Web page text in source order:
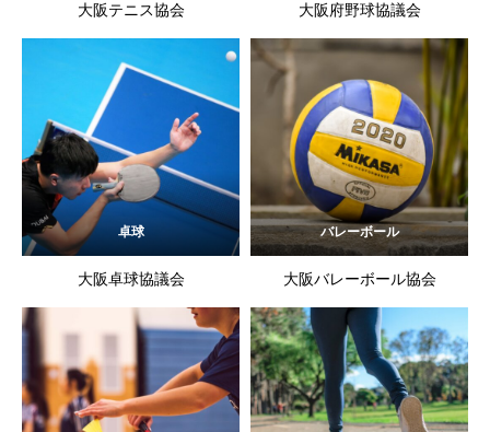
大阪テニス協会 大阪府野球協議会
卓球
大阪卓球協議会
バレーボール
大阪バレーボール協会